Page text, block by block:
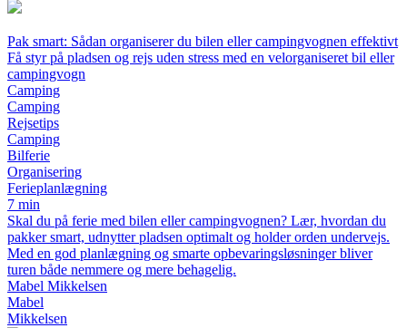
Pak smart: Sådan organiserer du bilen eller campingvognen effektivt
Få styr på pladsen og rejs uden stress med en velorganiseret bil eller
campingvogn
Camping
Camping
Rejsetips
Camping
Bilferie
Organisering
Ferieplanlægning
7 min
Skal du på ferie med bilen eller campingvognen? Lær, hvordan du
pakker smart, udnytter pladsen optimalt og holder orden undervejs.
Med en god planlægning og smarte opbevaringsløsninger bliver
turen både nemmere og mere behagelig.
Mabel Mikkelsen
Mabel
Mikkelsen